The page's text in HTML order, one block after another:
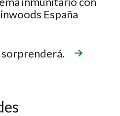
España
sorprenderá.